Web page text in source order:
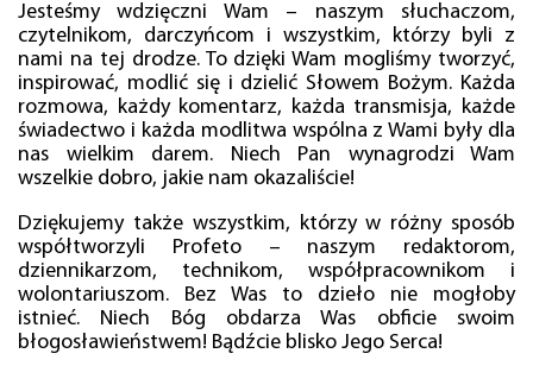
Jesteśmy wdzięczni Wam – naszym słuchaczom,
czytelnikom, darczyńcom i wszystkim, którzy byli z
nami na tej drodze. To dzięki Wam mogliśmy tworzyć,
inspirować, modlić się i dzielić Słowem Bożym. Każda
rozmowa, każdy komentarz, każda transmisja, każde
świadectwo i każda modlitwa wspólna z Wami były dla
nas wielkim darem. Niech Pan wynagrodzi Wam
wszelkie dobro, jakie nam okazaliście!
Dziękujemy także wszystkim, którzy w różny sposób
współtworzyli Profeto – naszym redaktorom,
dziennikarzom, technikom, współpracownikom i
wolontariuszom. Bez Was to dzieło nie mogłoby
istnieć. Niech Bóg obdarza Was obficie swoim
błogosławieństwem! Bądźcie blisko Jego Serca!